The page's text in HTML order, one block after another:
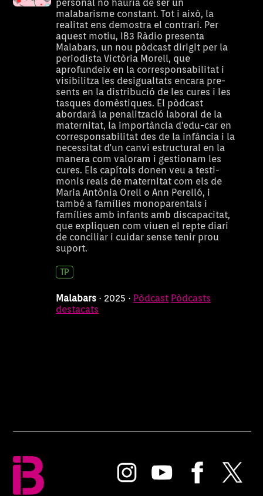
personal no hauria de ser un
malabarisme constant. Tot i això, la
realitat ens demostra el contrari. Per
aquest motiu, IB3 Ràdio presenta
Malabars, un nou pòdcast dirigit per la
periodista Victòria Morell, que
aprofundeix en la corresponsabilitat i
visibilitza les desigualtats encara pre-
sents en la distribució de les cures i les
tasques domèstiques. El pòdcast
abordarà la penalització laboral de la
maternitat, la importància d'edu-car en
corresponsabilitat des de la infància i la
necessitat d'un canvi estructural en la
manera com valoram i gestionam les
cures. Els capítols donen veu a testi-
monis reals de maternitat com els de
Maria Antònia Orell o Ann Perelló, i
també a famílies monoparentals i
famílies amb infants amb discapacitat,
que expliquen com viuen el repte diari
de conciliar i cuidar sense tenir prou
suport.
Malabars · 2025 · Pòdcast Pòdcasts
destacats